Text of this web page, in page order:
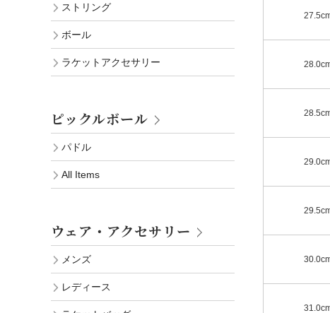
ストリング
ボール
ラケットアクセサリー
ピックルボール
パドル
All Items
ウェア・アクセサリー
メンズ
レディース